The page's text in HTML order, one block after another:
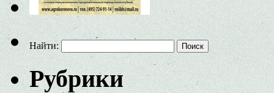
Найти:
Рубрики